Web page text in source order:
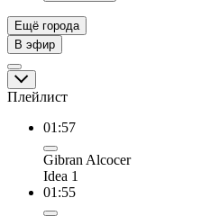
Ещё города
В эфир
Плейлист
01:57
Gibran Alcocer
Idea 1
01:55